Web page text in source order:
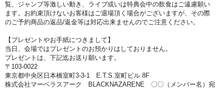
覧、ジャンプ等激しい動き、ライブ或いは特典会中の飲食はご遠慮願い
ます。お約束頂けないお客様はご退場頂く場合がございますが、その際
のご予約商品の返品/返金等は対応出来ませんのでご注意ください。
【プレゼントやお手紙につきまして】
当日、会場ではプレゼントのお預かりはしておりません。
プレゼントは、下記迄お送り願います。
〒103-0022
東京都中央区日本橋室町3-3-1 E.T.S.室町ビル 8F
株式会社マーベラスアーク BLACKNAZARENE 〇〇（メンバー名）宛